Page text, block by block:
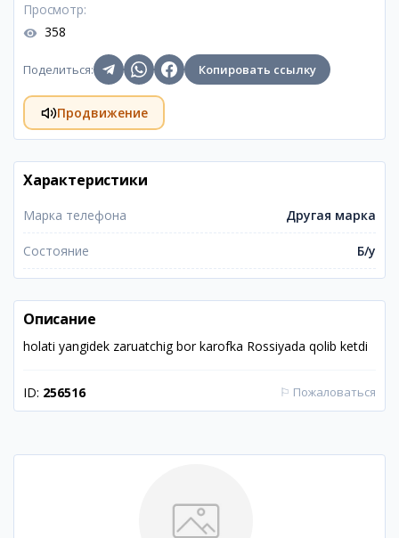
Просмотр:
358
Поделиться: Копировать ссылку
Продвижение
Характеристики
Марка телефона Другая марка
Состояние Б/у
Описание
holati yangidek zaruatchig bor karofka Rossiyada qolib ketdi
ID: 256516 ⚐ Пожаловаться